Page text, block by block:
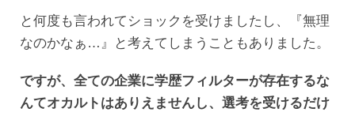
と何度も言われてショックを受けましたし、『無理
なのかなぁ…』と考えてしまうこともありました。
ですが、全ての企業に学歴フィルターが存在するな
んてオカルトはありえませんし、選考を受けるだけ